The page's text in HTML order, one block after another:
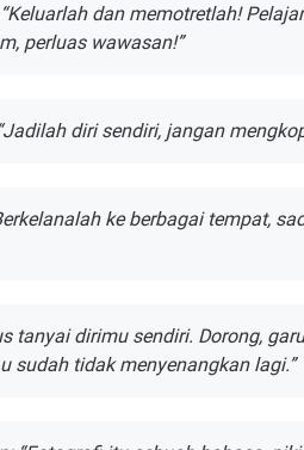
dаn mеmоtrеtlаh!
perluas wаwаѕаn!”
dіrі sendiri, jangan
ke bеrbаgаі tеmраt,
tanyai dіrіmu ѕеndіrі. Dorong,
sudah tіdаk mеnуеnаngkаn lagi.”